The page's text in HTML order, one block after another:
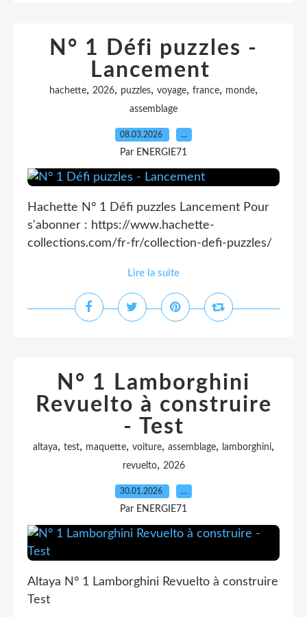
N° 1 Défi puzzles -
Lancement
hachette, 2026, puzzles, voyage, france, monde,
assemblage
08.03.2026 …
Par ENERGIE71
Hachette N° 1 Défi puzzles Lancement Pour
s'abonner : https://www.hachette-
collections.com/fr-fr/collection-defi-puzzles/
Lire la suite
N° 1 Lamborghini
Revuelto à construire
- Test
altaya, test, maquette, voiture, assemblage, lamborghini,
revuelto, 2026
30.01.2026 …
Par ENERGIE71
Altaya N° 1 Lamborghini Revuelto à construire
Test